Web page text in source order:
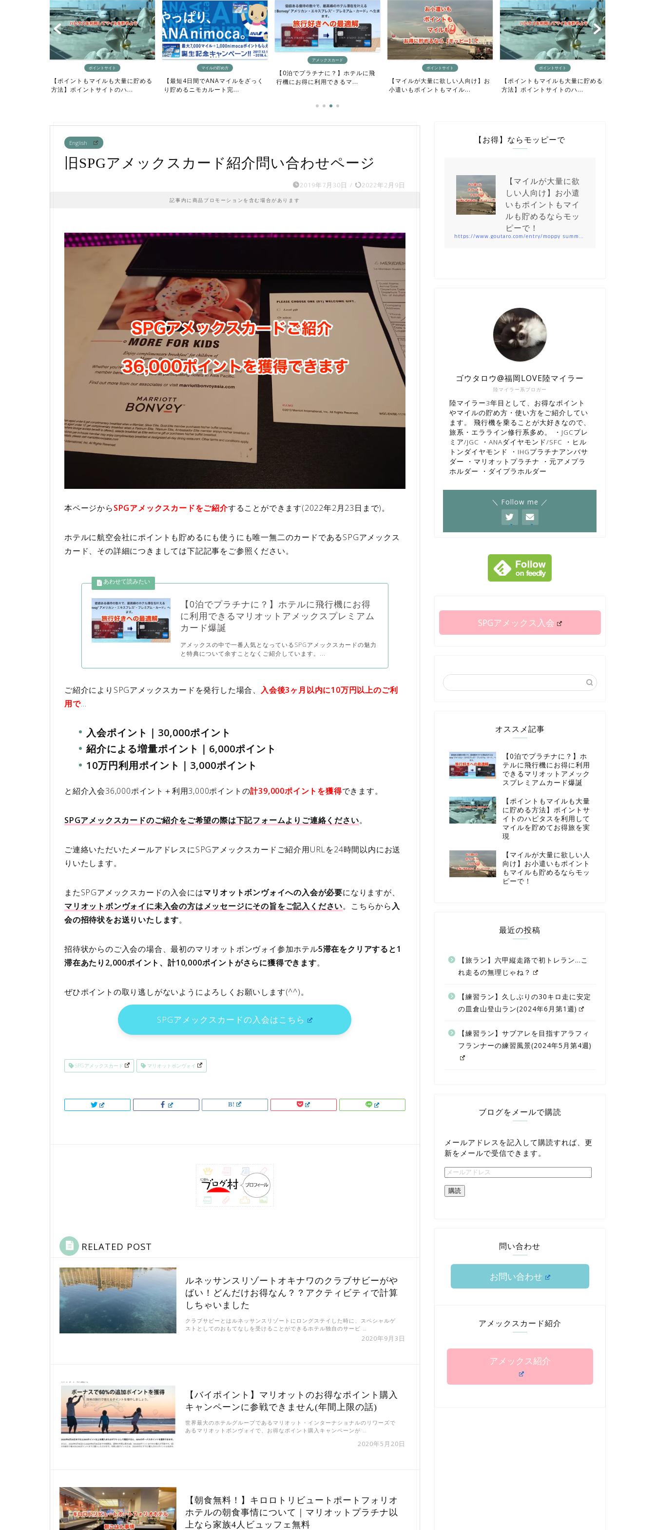
ポイントサイト
【ポイントもマイルも大量に貯める
方法】ポイントサイトのハ...
マイルの貯め方
【最短4日間でANAマイルをざっく
り貯めるニモカルート完...
アメックスカード
【0泊でプラチナに？】ホテルに飛
行機にお得に利用できるマ...
ポイントサイト
【マイルが大量に欲しい人向け】お
小遣いもポイントもマイル...
ポイントサイト
【ポイントもマイルも大量に貯める
方法】ポイントサイトのハ...
English
旧SPGアメックスカード紹介問い合わせページ
2019年7月30日 / 2022年2月9日
記事内に商品プロモーションを含む場合があります
本ページからSPGアメックスカードをご紹介することができます(2022年2月23日まで)。
ホテルに航空会社にポイントも貯めるにも使うにも唯一無二のカードであるSPGアメックス
カード、その詳細につきましては下記記事をご参照ください。
【0泊でプラチナに？】ホテルに飛行機にお得
に利用できるマリオットアメックスプレミアム
カード爆誕
アメックスの中で一番人気となっているSPGアメックスカードの魅力
と特典について余すことなくご紹介しています。...
ご紹介によりSPGアメックスカードを発行した場合、 入会後3ヶ月以内に10万円以上のご利
用で…
入会ポイント｜30,000ポイント
紹介による増量ポイント｜6,000ポイント
10万円利用ポイント｜3,000ポイント
と紹介入会36,000ポイント＋利用3,000ポイントの計39,000ポイントを獲得できます。
SPGアメックスカードのご紹介をご希望の際は下記フォームよりご連絡ください。
ご連絡いただいたメールアドレスにSPGアメックスカードご紹介用URLを24時間以内にお送
りいたします。
またSPGアメックスカードの入会にはマリオットボンヴォイへの入会が必要になりますが、
マリオットボンヴォイに未入会の方はメッセージにその旨をご記入ください。こちらから入
会の招待状をお送りいたします。
招待状からのご入会の場合、最初のマリオットボンヴォイ参加ホテル5滞在をクリアすると1
滞在あたり2,000ポイント、計10,000ポイントがさらに獲得できます。
ぜひポイントの取り逃しがないようによろしくお願いします(^^)。
SPGアメックスカードの入会はこちら
SPGアメックスカード マリオットボンヴォイ
RELATED POST
ルネッサンスリゾートオキナワのクラブサビーがや
ばい！どんだけお得なん？？アクティビティで計算
しちゃいました
2020年9月3日
クラブサビーとはルネッサンスリゾートにロングステイした時に、スペシャルゲ
ストとしてのおもてなしを受けることができるホテル独自のサービ …
【バイポイント】マリオットのお得なポイント購入
キャンペーンに参戦できません(年間上限の話)
2020年5月20日
世界最大のホテルグループであるマリオット・インターナショナルのリワーズで
あるマリオットボンヴォイで、お得なポイント購入キャンペーンが …
【朝食無料！】キロロトリビュートポートフォリオ
ホテルの朝食事情について｜マリオットプラチナ以
上なら家族4人ビュッフェ無料
【お得】ならモッピーで
【マイルが大量に欲
しい人向け】お小遣
いもポイントもマイ
ルも貯めるならモッ
ピーで！
https://www.goutaro.com/entry/moppy_summary201912
陸マイラー系ブロガー
ゴウタロウ@福岡LOVE陸マイラー
陸マイラー3年目として、お得なポイント
やマイルの貯め方・使い方をご紹介してい
ます。 飛行機を乗ることが大好きなので、
旅系・エラライン修行系多め。 ・JGCプレ
ミア/JGC ・ANAダイヤモンド/SFC ・ヒル
トンダイヤモンド ・IHGプラチナアンバサ
ダー ・マリオットプラチナ ・元アメプラ
ホルダー ・ダイプラホルダー
＼ Follow me ／
SPGアメックス入会
オススメ記事
【0泊でプラチナに？】ホ
テルに飛行機にお得に利用
できるマリオットアメック
スプレミアムカード爆誕
【ポイントもマイルも大量
に貯める方法】ポイントサ
イトのハピタスを利用して
マイルを貯めてお得旅を実
現
【マイルが大量に欲しい人
向け】お小遣いもポイント
もマイルも貯めるならモッ
ピーで！
最近の投稿
【旅ラン】六甲縦走路で初トレラン…こ
れ走るの無理じゃね？
【練習ラン】久しぶりの30キロ走に安定
の皿倉山登山ラン(2024年6月第1週)
【練習ラン】サブアレを目指すアラフィ
フランナーの練習風景(2024年5月第4週)
ブログをメールで購読
メールアドレスを記入して購読すれば、更
新をメールで受信できます。
購読
問い合わせ
お問い合わせ
アメックスカード紹介
アメックス紹介